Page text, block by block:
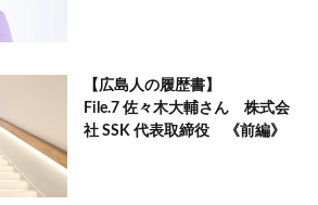
【広島人の履歴書】
File.7 佐々木大輔さん 株式会
社 SSK 代表取締役 《前編》